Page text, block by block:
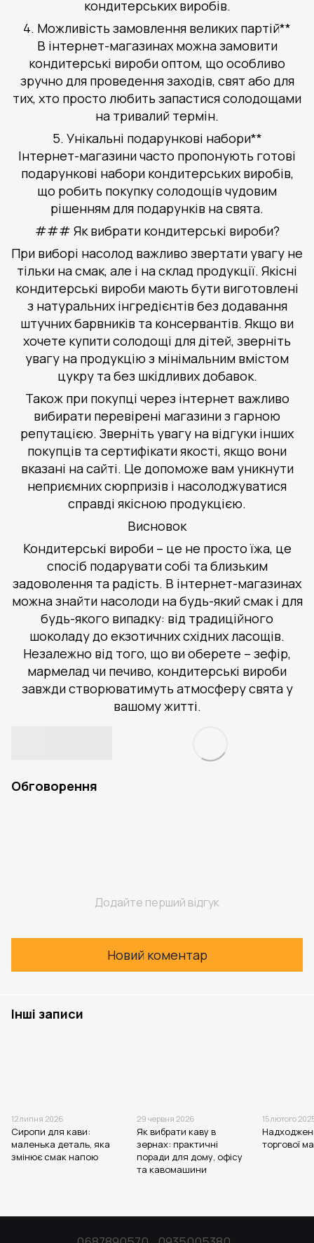
кондитерських виробів.
4. Можливість замовлення великих партій**
В інтернет-магазинах можна замовити
кондитерські вироби оптом, що особливо
зручно для проведення заходів, свят або для
тих, хто просто любить запастися солодощами
на тривалий термін.
5. Унікальні подарункові набори**
Інтернет-магазини часто пропонують готові
подарункові набори кондитерських виробів,
що робить покупку солодощів чудовим
рішенням для подарунків на свята.
### Як вибрати кондитерські вироби?
При виборі насолод важливо звертати увагу не
тільки на смак, але і на склад продукції. Якісні
кондитерські вироби мають бути виготовлені
з натуральних інгредієнтів без додавання
штучних барвників та консервантів. Якщо ви
хочете купити солодощі для дітей, зверніть
увагу на продукцію з мінімальним вмістом
цукру та без шкідливих добавок.
Також при покупці через інтернет важливо
вибирати перевірені магазини з гарною
репутацією. Зверніть увагу на відгуки інших
покупців та сертифікати якості, якщо вони
вказані на сайті. Це допоможе вам уникнути
неприємних сюрпризів і насолоджуватися
справді якісною продукцією.
Висновок
Кондитерські вироби – це не просто їжа, це
спосіб подарувати собі та близьким
задоволення та радість. В інтернет-магазинах
можна знайти насолоди на будь-який смак і для
будь-якого випадку: від традиційного
шоколаду до екзотичних східних ласощів.
Незалежно від того, що ви оберете – зефір,
мармелад чи печиво, кондитерські вироби
завжди створюватимуть атмосферу свята у
вашому житті.
Обговорення
Додайте перший відгук
Новий коментар
Інші записи
12 липня 2026
Сиропи для кави:
маленька деталь, яка
змінює смак напою
29 червня 2026
Як вибрати каву в
зернах: практичні
поради для дому, офісу
та кавомашини
15 лютого
торгової